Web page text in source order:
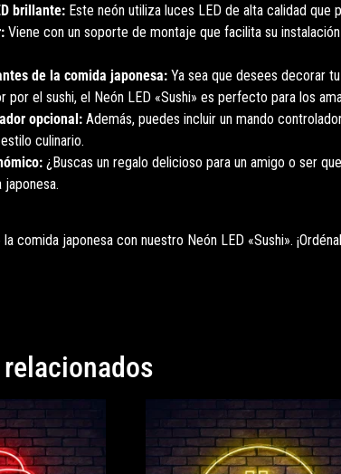
brillante: Este neón utiliza luces LED de alta calidad que
Viene con un soporte de montaje que facilita su
de la comida japonesa: Ya sea que desees decorar
por el sushi, el Neón LED «Sushi» es perfecto para los
opcional: Además, puedes incluir un mando
culinario.
¿Buscas un regalo delicioso para un amigo o ser
japonesa.
comida japonesa con nuestro Neón LED «Sushi».